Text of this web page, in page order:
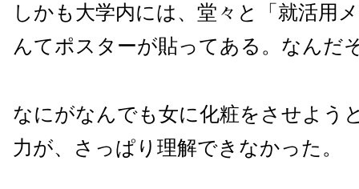
しかも大学内には、堂々と「就活用
んてポスターが貼ってある。なんだ
なにがなんでも女に化粧をさせよう
力が、さっぱり理解できなかった。